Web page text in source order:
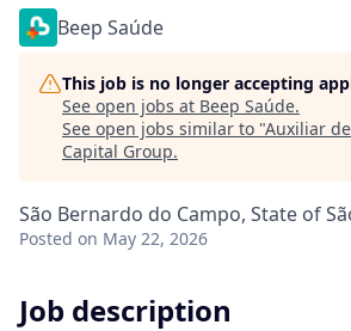
Beep Saúde
This job is no longer accepting
See open jobs at Beep Saúde.
See open jobs similar to "Auxiliar
Capital Group.
São Bernardo do Campo, State of
Posted on May 22, 2026
Job description